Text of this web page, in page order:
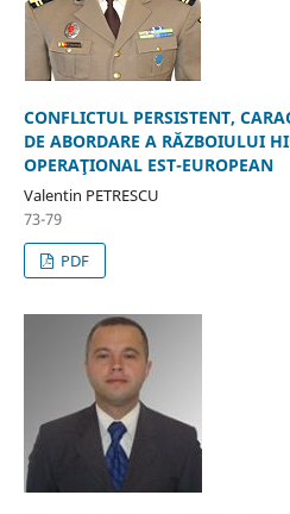
CONFLICTUL PERSISTENT,
DE ABORDARE A RĂZBOIULUI
OPERAŢIONAL EST-EUROPEAN
Valentin PETRESCU
73-79
PDF